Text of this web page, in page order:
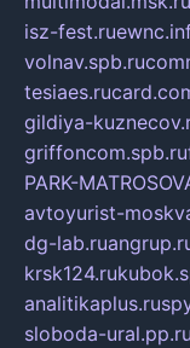
isz-fest.ru
volnav.spb.ru
tesiaes.ru
gildiya-
griffoncom.spb.ru
PARK-
avtoyurist-
dg-lab.ru
krsk124.ru
analitikaplus.ru
sloboda-ural.pp.ru